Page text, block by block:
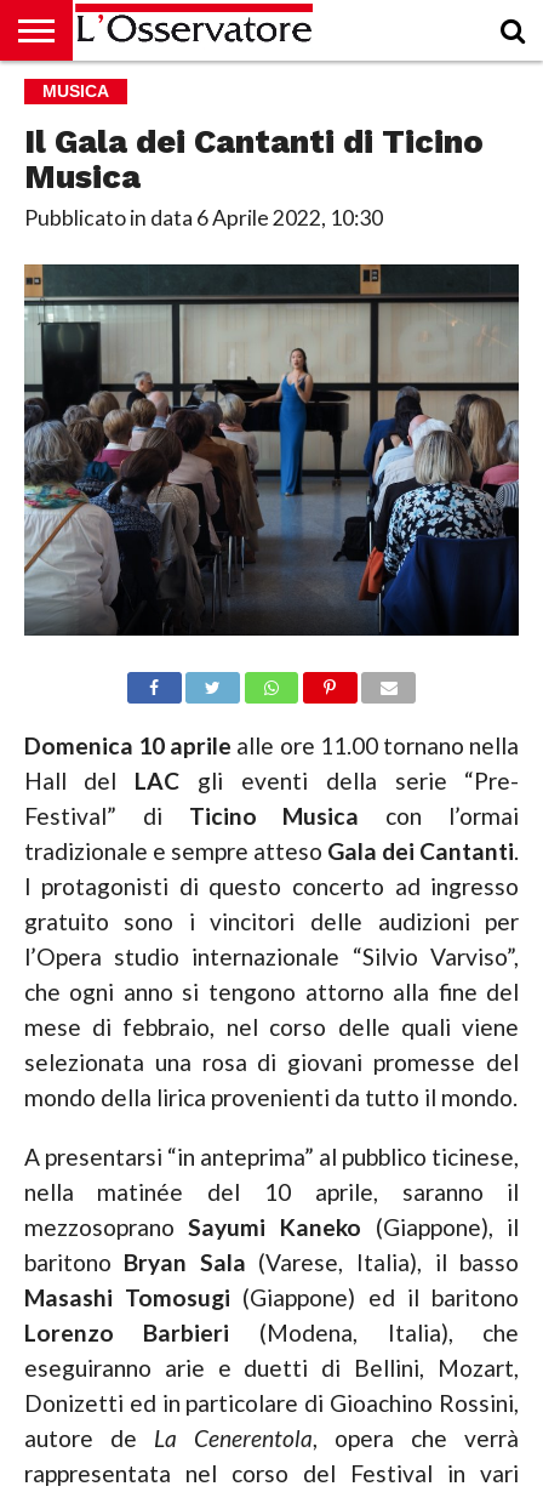
HOME
CULTURA
ECONOMIA
RUBRICHE
ARCHIVIO
PODCAST
ABBONAMENTO
CHI
ACCEDI
MUSICA
Il Gala dei Cantanti di Ticino
Musica
Pubblicato in data 6 Aprile 2022, 10:30
Domenica 10 aprile alle ore 11.00 tornano nella
Hall del LAC gli eventi della serie “Pre-
Festival” di Ticino Musica con l’ormai
tradizionale e sempre atteso Gala dei Cantanti
I protagonisti di questo concerto ad ingresso
gratuito sono i vincitori delle audizioni per
l’Opera studio internazionale “Silvio Varviso”,
che ogni anno si tengono attorno alla fine del
mese di febbraio, nel corso delle quali viene
selezionata una rosa di giovani promesse del
mondo della lirica provenienti da tutto il mondo.
A presentarsi “in anteprima” al pubblico ticinese,
nella matinée del 10 aprile, saranno il
mezzosoprano Sayumi Kaneko (Giappone), il
baritono Bryan Sala (Varese, Italia), il basso
Masashi Tomosugi (Giappone) ed il baritono
Lorenzo Barbieri (Modena, Italia), che
eseguiranno arie e duetti di Bellini, Mozart,
Donizetti ed in particolare di Gioachino Rossini,
autore de La Cenerentola , opera che verrà
rappresentata nel corso del Festival in vari